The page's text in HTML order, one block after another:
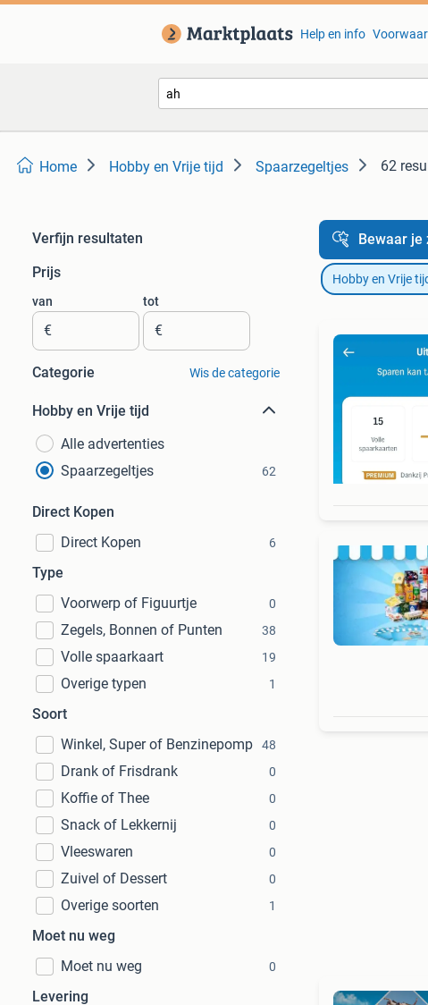
Help en info
Home Hobby en Vrije tijd Spaarzegeltjes 62
Verfijn resultaten
Prijs
van
€
tot
€
Categorie Wis de categorie
Hobby en Vrije tijd
Alle advertenties
Spaarzegeltjes
62
Direct Kopen
Direct Kopen
6
Type
Voorwerp of Figuurtje
0
Zegels, Bonnen of Punten 38
Volle spaarkaart 19
Overige typen 1
Soort
Winkel, Super of Benzinepomp
48
Drank of Frisdrank 0
Koffie of Thee 0
Snack of Lekkernij 0
Vleeswaren 0
Zuivel of Dessert 0
Overige soorten 1
Moet nu weg
Moet nu weg
0
Levering
Bewaar je
Hobby en Vrije